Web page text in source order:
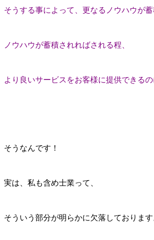
そうする事によって、更なるノウハウが蓄
ノウハウが蓄積されればされる程、
より良いサービスをお客様に提供できるの
そうなんです！
実は、私も含め士業って、
そういう部分が明らかに欠落しております